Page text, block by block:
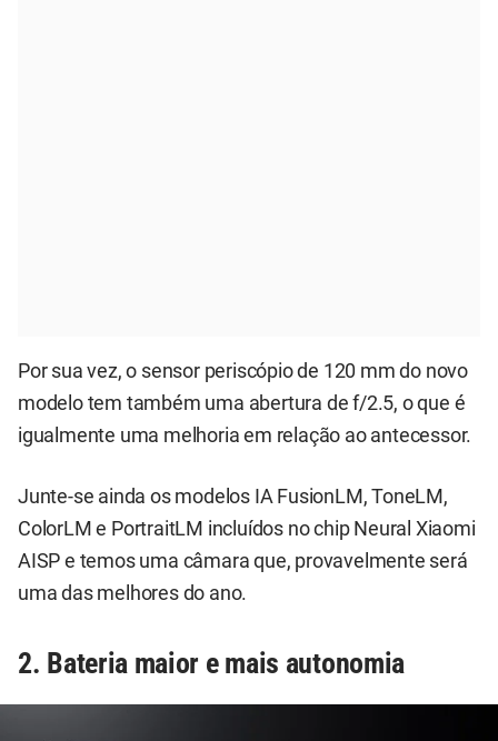
Por sua vez, o sensor periscópio de 120 mm do novo
modelo tem também uma abertura de f/2.5, o que é
igualmente uma melhoria em relação ao antecessor.
Junte-se ainda os modelos IA FusionLM, ToneLM,
ColorLM e PortraitLM incluídos no chip Neural Xiaomi
AISP e temos uma câmara que, provavelmente será
uma das melhores do ano.
2. Bateria maior e mais autonomia